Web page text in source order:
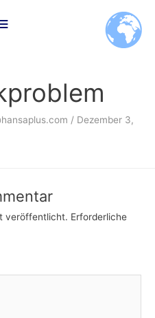
/ Dezember 3,
veröffentlicht. Erforderliche